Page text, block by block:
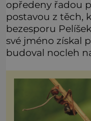
opředeny řadou
postavou z těch,
bezesporu
své jméno získal
budoval nocleh